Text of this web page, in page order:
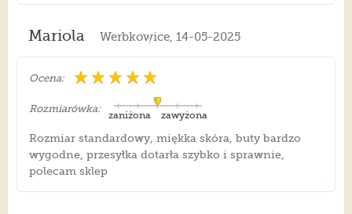
Mariola Werbkowice, 14-05-2025
Ocena:
Rozmiarówka:
zawyżona
zaniżona
Rozmiar standardowy, miękka skóra, buty bardzo
wygodne, przesyłka dotarła szybko i sprawnie,
polecam sklep